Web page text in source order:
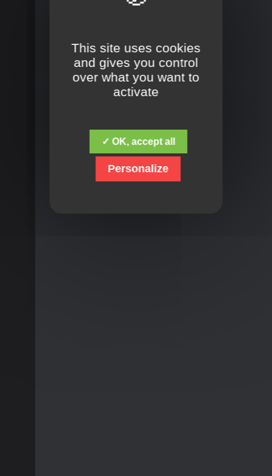
This site uses cookies
and gives you control
over what you want to
activate
✓ OK, accept all
Personalize